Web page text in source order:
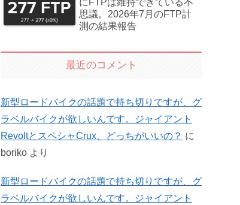
にFTPは維持できている不
思議。2026年7月のFTP計
測の結果報告
最近のコメント
新型ロードバイクの話題で持ち切りですが、グ
ラベルバイクが欲しいんです。ジャイアント
RevoltとスペシャCrux、どっちがいいの？ に
boriko より
新型ロードバイクの話題で持ち切りですが、グ
ラベルバイクが欲しいんです。ジャイアント